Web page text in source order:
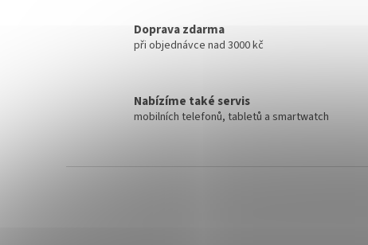
Doprava zdarma
při objednávce nad 3000 kč
Nabízíme také servis
mobilních telefonů, tabletů a smartwatch